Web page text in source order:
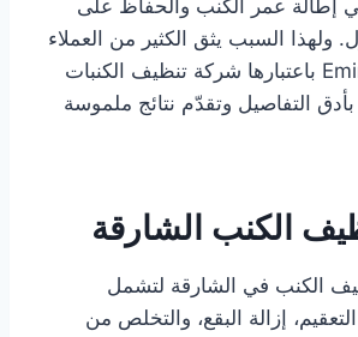
إطالة عمر الكنب والحفاظ على
ولهذا السبب يثق الكثير من العملاء
في Emirates Clean باعتبارها شركة تنظيف الكنبات
التفاصيل وتقدّم نتائج ملموسة
الكنب الشارقة
الكنب في الشارقة لتشمل
إزالة البقع، والتخلص من